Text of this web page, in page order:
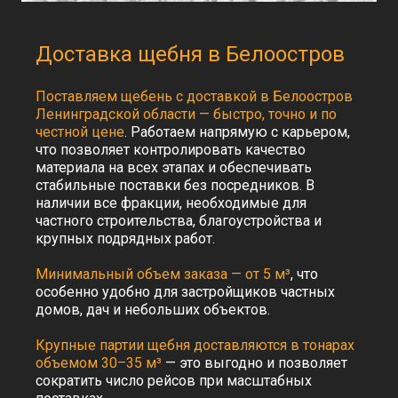
Доставка щебня в Белоостров
Поставляем щебень с доставкой в Белоостров
Ленинградской области — быстро, точно и по
честной цене. Работаем напрямую с карьером,
что позволяет контролировать качество
материала на всех этапах и обеспечивать
стабильные поставки без посредников. В
наличии все фракции, необходимые для
частного строительства, благоустройства и
крупных подрядных работ.
Минимальный объем заказа — от 5 м³, что
особенно удобно для застройщиков частных
домов, дач и небольших объектов.
Крупные партии щебня доставляются в тонарах
объемом 30–35 м³ — это выгодно и позволяет
сократить число рейсов при масштабных
Погрузчики Экскаватор
Бульдозер Самосвал
Доп. услуги
Вывоз снега
Отсыпка и планировка участка
Разработка котлованов
Рытьё траншеи
Строительные
материалы
Гарцовка
Доломитовая мука
Крупнозернистый Мелкозернистый
Песчаный Холодный
Соль техническая
Гранитная крошка
Противогололедные
реагенты
г. Санкт-Петербург, пр-кт Суворовский, д.47,
литера А, помещ. 5-Н офис 4
Телефоны: